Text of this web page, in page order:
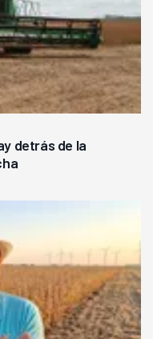
detrás de la